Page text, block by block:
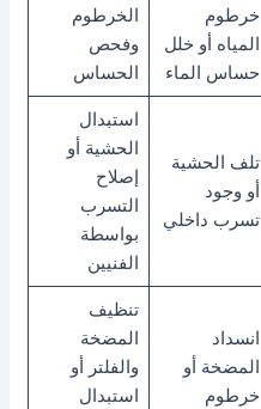
خرطوم
المياه أو خلل
حساس الماء
الخرطوم
وفحص
الحساس
تلف الحشية
أو وجود
تسرب داخلي
استبدال
الحشية أو
إصلاح
التسرب
بواسطة
الفنيين
انسداد
المضخة أو
خرطوم
تنظيف
المضخة
والفلتر أو
استبدال